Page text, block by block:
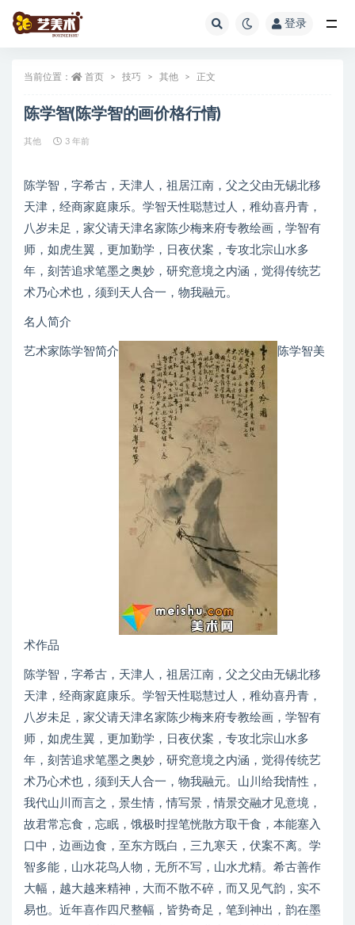
登录
当前位置： 首页 技巧 其他 正文
陈学智(陈学智的画价格行情)
其他 3 年前
陈学智，字希古，天津人，祖居江南，父之父由无锡北移
天津，经商家庭康乐。学智天性聪慧过人，稚幼喜丹青，
八岁未足，家父请天津名家陈少梅来府专教绘画，学智有
师，如虎生翼，更加勤学，日夜伏案，专攻北宗山水多
年，刻苦追求笔墨之奥妙，研究意境之内涵，觉得传统艺
术乃心术也，须到天人合一，物我融元。
名人简介
艺术家陈学智简介 陈学智美
术作品
陈学智，字希古，天津人，祖居江南，父之父由无锡北移
天津，经商家庭康乐。学智天性聪慧过人，稚幼喜丹青，
八岁未足，家父请天津名家陈少梅来府专教绘画，学智有
师，如虎生翼，更加勤学，日夜伏案，专攻北宗山水多
年，刻苦追求笔墨之奥妙，研究意境之内涵，觉得传统艺
术乃心术也，须到天人合一，物我融元。山川给我情性，
我代山川而言之，景生情，情写景，情景交融才见意境，
故君常忘食，忘眠，饿极时捏笔恍散方取干食，本能塞入
口中，边画边食，至东方既白，三九寒天，伏案不离。学
智多能，山水花鸟人物，无所不写，山水尤精。希古善作
大幅，越大越来精神，大而不散不碎，而又见气韵，实不
易也。近年喜作四尺整幅，皆势奇足，笔到神出，韵在墨